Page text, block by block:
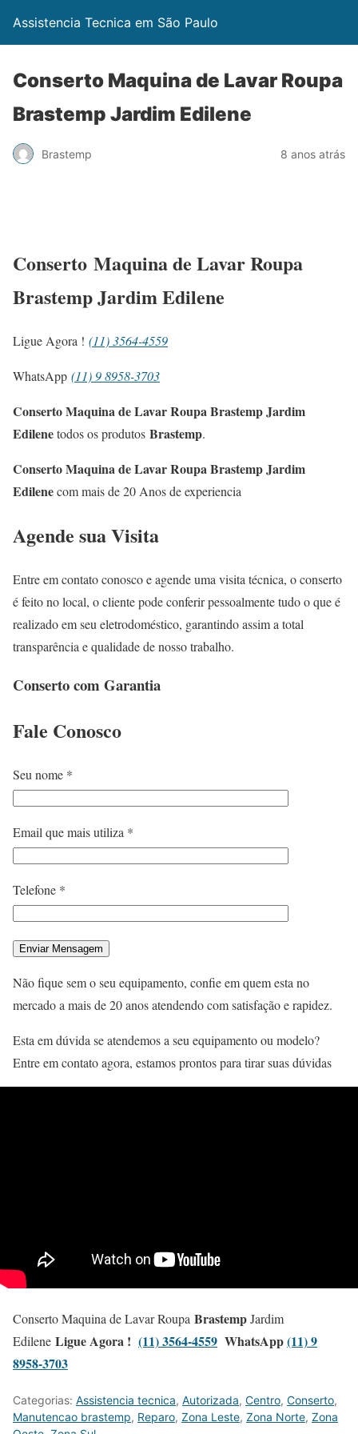
Assistencia Tecnica em São Paulo
Conserto Maquina de Lavar Roupa
Brastemp Jardim Edilene
Brastemp 8 anos atrás
Conserto Maquina de Lavar Roupa
Brastemp Jardim Edilene
Ligue Agora ! (11) 3564-4559
WhatsApp (11) 9 8958-3703
Conserto Maquina de Lavar Roupa Brastemp Jardim
Edilenetodos os produtos Brastemp.
Conserto Maquina de Lavar Roupa Brastemp Jardim
Edilenecom mais de 20 Anos de experiencia
Agende sua Visita
Entre em contato conosco e agende uma visita técnica, o conserto
é feito no local, o cliente pode conferir pessoalmente tudo o que é
realizado em seu eletrodoméstico, garantindo assim a total
transparência e qualidade de nosso trabalho.
Conserto com Garantia
Fale Conosco
Seu nome *
Email que mais utiliza *
Telefone *
Não fique sem o seu equipamento, confie em quem esta no
mercado a mais de 20 anos atendendo com satisfação e rapidez.
Esta em dúvida se atendemos a seu equipamento ou modelo?
Entre em contato agora, estamos prontos para tirar suas dúvidas
Conserto Maquina de Lavar Roupa BrastempJardim
Edilene Ligue Agora ! (11) 3564-4559 WhatsApp(11) 9
8958-3703
Categorias: Assistencia tecnica, Autorizada, Centro, Conserto,
Manutencao brastemp, Reparo, Zona Leste, Zona Norte, Zona